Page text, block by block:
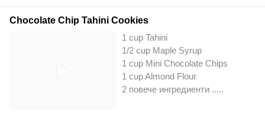
Chocolate Chip Tahini Cookies
1 cup Tahini
1/2 cup Maple Syrup
1 cup Mini Chocolate Chips
1 cup Almond Flour
2 повече ингредиенти .....